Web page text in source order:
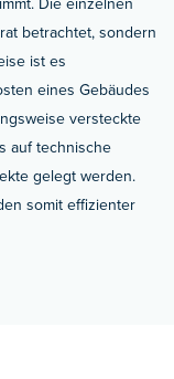
betrachtet, sondern
ist es
eines Gebäudes
versteckte
auf technische
gelegt werden.
somit effizienter